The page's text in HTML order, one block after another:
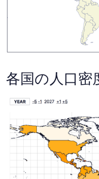
各国の人口密